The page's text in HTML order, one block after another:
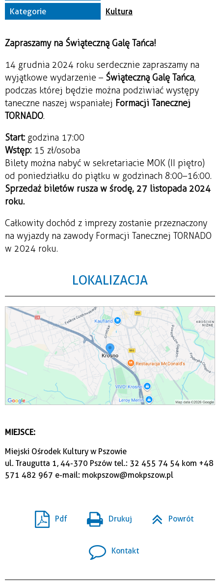
Kategorie
Kultura
Zapraszamy na Świąteczną Galę Tańca!
14 grudnia 2024 roku serdecznie zapraszamy na
wyjątkowe wydarzenie – Świąteczną Galę Tańca,
podczas której będzie można podziwiać występy
taneczne naszej wspaniałej Formacji Tanecznej
TORNADO.
Start: godzina 17:00
Wstęp: 15 zł/osoba
Bilety można nabyć w sekretariacie MOK (II piętro)
od poniedziałku do piątku w godzinach 8:00–16:00.
Sprzedaż biletów rusza w środę, 27 listopada 2024
roku.
Całkowity dochód z imprezy zostanie przeznaczony
na wyjazdy na zawody Formacji Tanecznej TORNADO
w 2024 roku.
LOKALIZACJA
MIEJSCE:
Miejski Ośrodek Kultury w Pszowie
ul. Traugutta 1, 44-370 Pszów tel.: 32 455 74 54 kom +48
571 482 967 e-mail: mokpszow@mokpszow.pl
Pdf Drukuj Powrót
Kontakt